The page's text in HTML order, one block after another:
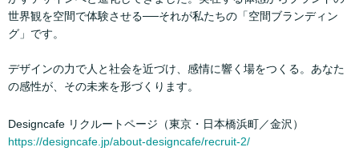
世界観を空間で体験させる──それが私たちの「空間ブランディン
グ」です。
デザインの力で人と社会を近づけ、感情に響く場をつくる。あなた
の感性が、その未来を形づくります。
Designcafe リクルートページ（東京・日本橋浜町／金沢）
https://designcafe.jp/about-designcafe/recruit-2/